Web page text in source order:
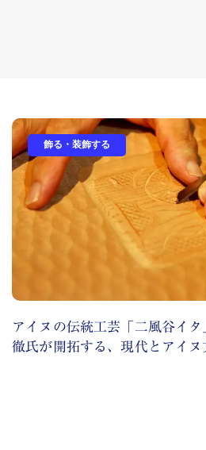
飾る・装飾する
アイヌの伝統工芸「二風谷イ
徹氏が開拓する、現代とアイヌ